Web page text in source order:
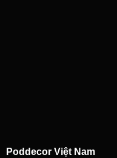
Poddecor Việt Nam